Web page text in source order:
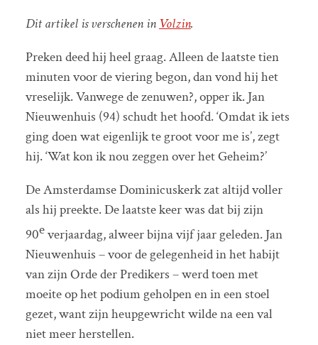
Dit artikel is verschenen in Volzin.
Preken deed hij heel graag. Alleen de laatste tien
minuten voor de viering begon, dan vond hij het
vreselijk. Vanwege de zenuwen?, opper ik. Jan
Nieuwenhuis (94) schudt het hoofd. ‘Omdat ik iets
ging doen wat eigenlijk te groot voor me is’, zegt
hij. ‘Wat kon ik nou zeggen over het Geheim?’
De Amsterdamse Dominicuskerk zat altijd voller
als hij preekte. De laatste keer was dat bij zijn
90everjaardag, alweer bijna vijf jaar geleden. Jan
Nieuwenhuis – voor de gelegenheid in het habijt
van zijn Orde der Predikers – werd toen met
moeite op het podium geholpen en in een stoel
gezet, want zijn heupgewricht wilde na een val
niet meer herstellen.